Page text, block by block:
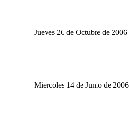
Jueves 26 de Octubre de 2006
Miercoles 14 de Junio de 2006